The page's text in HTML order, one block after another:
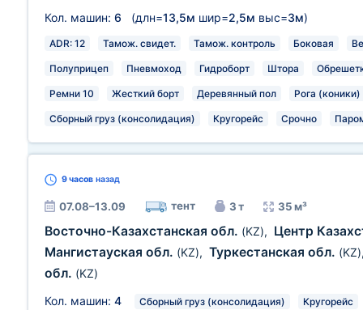
Кол. машин: 6 (длн=13,5м шир=2,5м выс=3м)
ADR: 12 Тамож. свидет. Тамож. контроль Боковая
Полуприцеп Пневмоход Гидроборт Штора
Ремни 10 Жесткий борт Деревянный пол Рога (коники)
Сборный груз (консолидация) Кругорейс Срочно
9 часов назад
07.08–13.09 тент 3 т 35 м³
Восточно-Казахстанская обл. (KZ), Центр
Мангистауская обл. (KZ), Туркестанская обл. (KZ)
обл. (KZ)
Кол. машин: 4 Сборный груз (консолидация) Кругорейс